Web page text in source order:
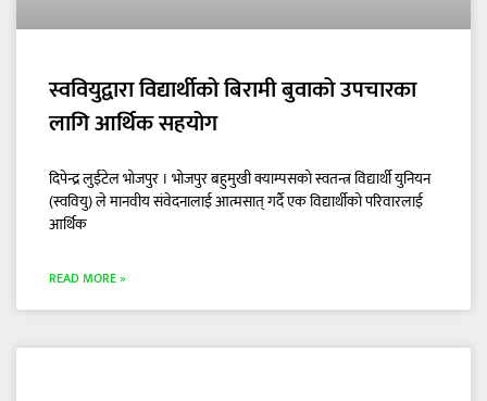
स्ववियुद्वारा विद्यार्थीको बिरामी बुवाको उपचारका
लागि आर्थिक सहयोग
दिपेन्द्र लुईटेल भोजपुर । भोजपुर बहुमुखी क्याम्पसको स्वतन्त्र विद्यार्थी युनियन
(स्ववियु) ले मानवीय संवेदनालाई आत्मसात् गर्दै एक विद्यार्थीको परिवारलाई
आर्थिक
READ MORE »